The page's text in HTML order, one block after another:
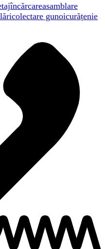
încărcareasamblare
colectare gunoicurățenie